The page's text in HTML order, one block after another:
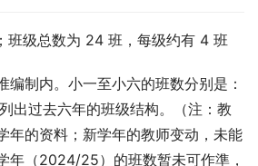
班级总数为 24 班，每级约有 4 班
编制内。小一至小六的班数分别是：
出过去六年的班级结构。（注：教
年的资料；新学年的教师变动，未能
年（2024/25）的班数暂未可作準，